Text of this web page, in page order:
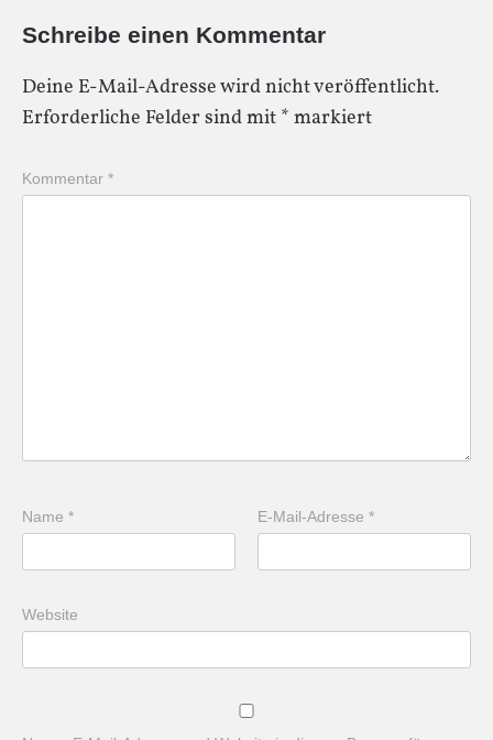
Schreibe einen Kommentar
Deine E-Mail-Adresse wird nicht veröffentlicht.
Erforderliche Felder sind mit * markiert
Kommentar *
Name * E-Mail-Adresse*
Website